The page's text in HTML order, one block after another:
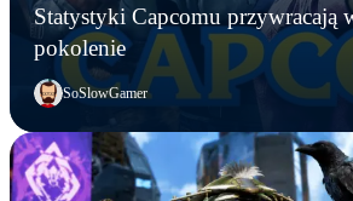
Statystyki Capcomu przywracają
pokolenie
SoSlowGamer